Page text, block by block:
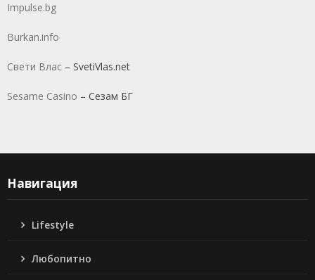
Impulse.bg
Burkan.info
Свети Влас – SvetiVlas.net
Sesame Casino – Сезам БГ
Навигация
Lifestyle
Любопитно